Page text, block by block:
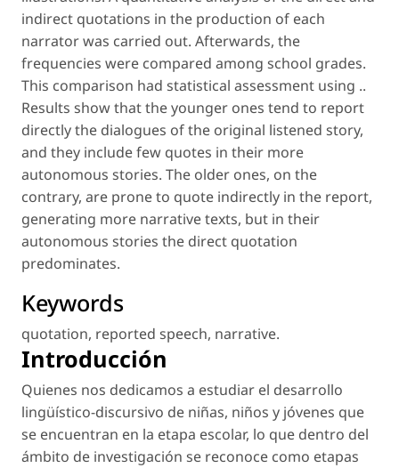
indirect quotations in the production of each
narrator was carried out. Afterwards, the
frequencies were compared among school grades.
This comparison had statistical assessment using ..
Results show that the younger ones tend to report
directly the dialogues of the original listened story,
and they include few quotes in their more
autonomous stories. The older ones, on the
contrary, are prone to quote indirectly in the report,
generating more narrative texts, but in their
autonomous stories the direct quotation
predominates.
Keywords
quotation, reported speech, narrative.
Introducción
Quienes nos dedicamos a estudiar el desarrollo
lingüístico-discursivo de niñas, niños y jóvenes que
se encuentran en la etapa escolar, lo que dentro del
ámbito de investigación se reconoce como etapas